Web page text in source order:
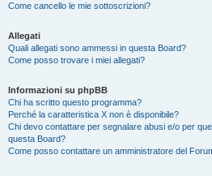
Come cancello le mie sottoscrizioni?
Allegati
Quali allegati sono ammessi in questa Board?
Come posso trovare i miei allegati?
Informazioni su phpBB
Chi ha scritto questo programma?
Perché la caratteristica X non è disponibile?
Chi devo contattare per segnalare abusi e/o per
questa Board?
Come posso contattare un amministratore del